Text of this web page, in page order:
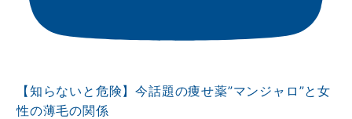
【知らないと危険】今話題の痩せ薬”マンジャロ”と女
性の薄毛の関係